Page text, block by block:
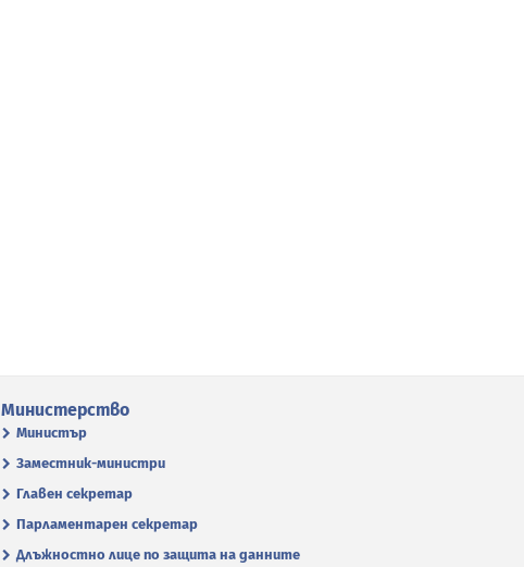
Министерство
Министър
Заместник-министри
Главен секретар
Парламентарен секретар
Длъжностно лице по защита на данните